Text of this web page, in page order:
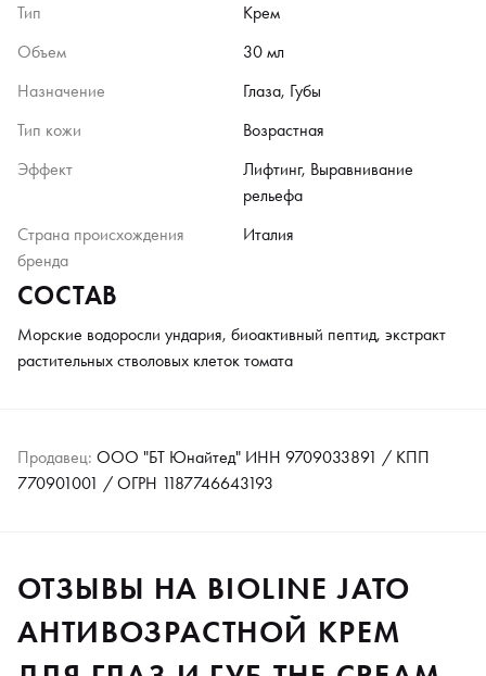
Тип
Крем
Объем
30 мл
Назначение
Глаза, Губы
Тип кожи
Возрастная
Эффект
Лифтинг, Выравнивание
рельефа
Страна происхождения
бренда
Италия
СОСТАВ
Морские водоросли ундария, биоактивный пептид, экстракт
растительных стволовых клеток томата
Продавец: ООО "БТ Юнайтед" ИНН 9709033891 / КПП
770901001 / ОГРН 1187746643193
ОТЗЫВЫ НА BIOLINE JATO
АНТИВОЗРАСТНОЙ КРЕМ